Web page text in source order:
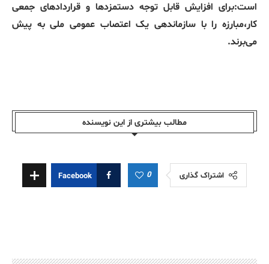
است:برای افزایش قابل توجه دستمزدها و قراردادهای جمعی
کار،مبارزه را با سازماندهی یک اعتصاب عمومی ملی به پیش
می‌برند.
مطالب بیشتری از این نویسندە
اشتراک گذاری 0
Facebook